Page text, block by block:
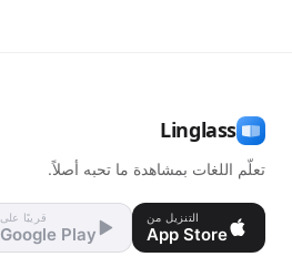
Linglass
تعلّم اللغات بمشاهدة ما تحبه أصلاً.
التنزيل من
App Store
قريبًا على
Google Play